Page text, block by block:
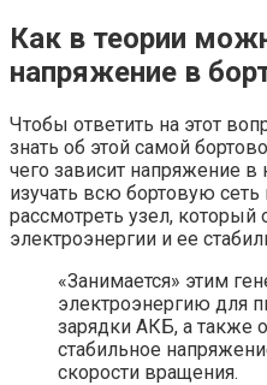
Как в теории
напряжение в
Чтобы ответить на этот
знать об этой самой
чего зависит напряжение
изучать всю бортовую сеть
рассмотреть узел, который
электроэнергии и ее
«Занимается» этим
электроэнергию для
зарядки АКБ, а также
стабильное
скорости вращения.